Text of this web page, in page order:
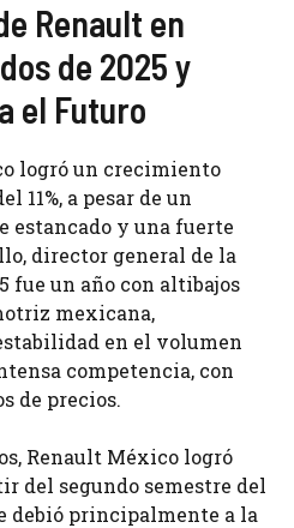
Renault en
de 2025 y
el Futuro
logró un crecimiento
11%, a pesar de un
estancado y una fuerte
director general de la
fue un año con altibajos
mexicana,
en el volumen
competencia, con
de precios.
Renault México logró
del segundo semestre del
debió principalmente a la